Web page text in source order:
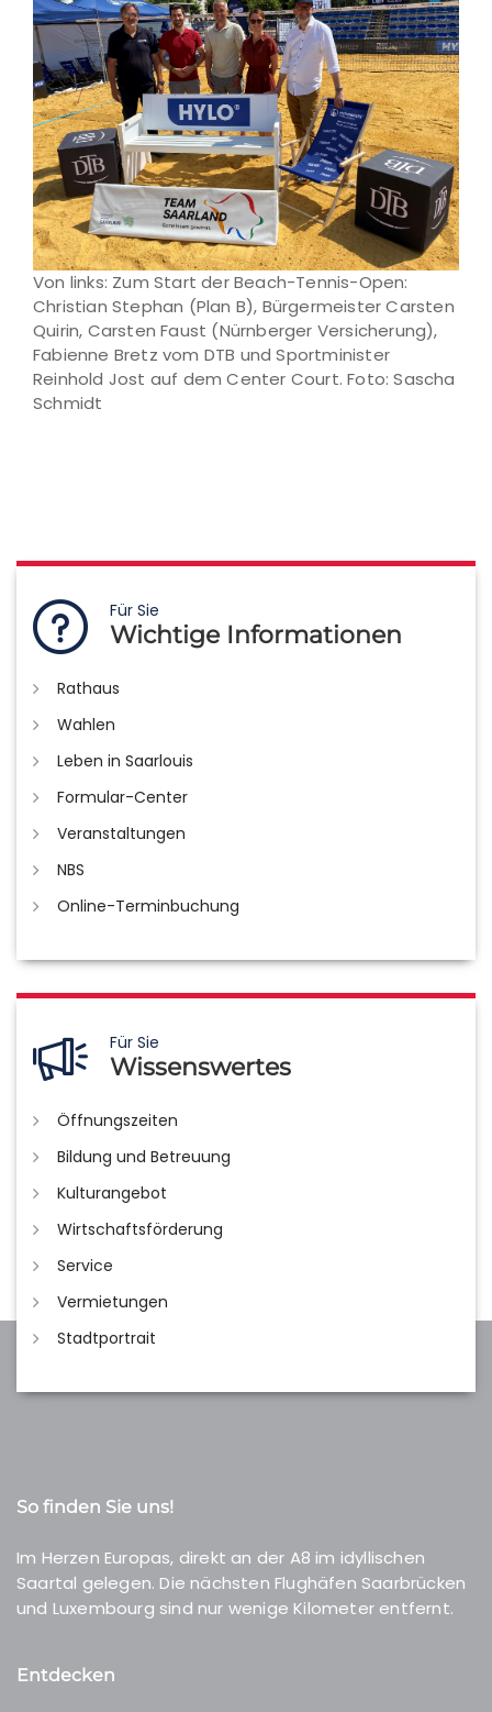
Von links: Zum Start der Beach-Tennis-Open:
Christian Stephan (Plan B), Bürgermeister Carsten
Quirin, Carsten Faust (Nürnberger Versicherung),
Fabienne Bretz vom DTB und Sportminister
Reinhold Jost auf dem Center Court. Foto: Sascha
Schmidt
Für Sie
Wichtige Informationen
Rathaus
Wahlen
Leben in Saarlouis
Formular-Center
Veranstaltungen
NBS
Online-Terminbuchung
Für Sie
Wissenswertes
Öffnungszeiten
Bildung und Betreuung
Kulturangebot
Wirtschaftsförderung
Service
Vermietungen
Stadtportrait
So finden Sie uns!
Im Herzen Europas, direkt an der A8 im idyllischen
Saartal gelegen. Die nächsten Flughäfen Saarbrücken
und Luxembourg sind nur wenige Kilometer entfernt.
Entdecken